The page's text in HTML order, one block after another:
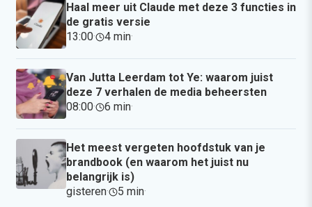
Haal meer uit Claude met deze 3 functies in
de gratis versie
13:00· 4 min·
Van Jutta Leerdam tot Ye: waarom juist
deze 7 verhalen de media beheersten
08:00· 6 min·
Het meest vergeten hoofdstuk van je
brandbook (en waarom het juist nu
belangrijk is)
gisteren· 5 min·